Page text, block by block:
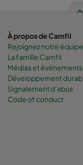
À propos de Camfil
Rejoignez notre équipe
La famille Camfil
Médias et événements
Développement
Signalement d’abus
Code of conduct